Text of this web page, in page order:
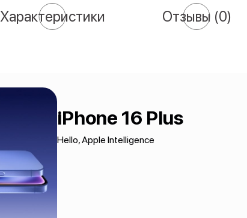
Характеристики Отзывы (0)
iPhone 16 Plus
Hello, Apple Intelligence